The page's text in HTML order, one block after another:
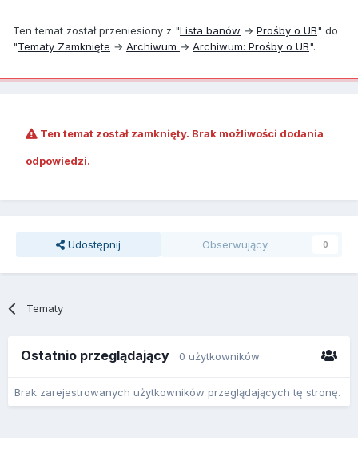
Ten temat został przeniesiony z "Lista banów → Prośby o UB" do
"Tematy Zamknięte → Archiwum → Archiwum: Prośby o UB".
Ten temat został zamknięty. Brak możliwości dodania
odpowiedzi.
Udostępnij Obserwujący 0
Tematy
Ostatnio przeglądający 0 użytkowników
Brak zarejestrowanych użytkowników przeglądających tę stronę.